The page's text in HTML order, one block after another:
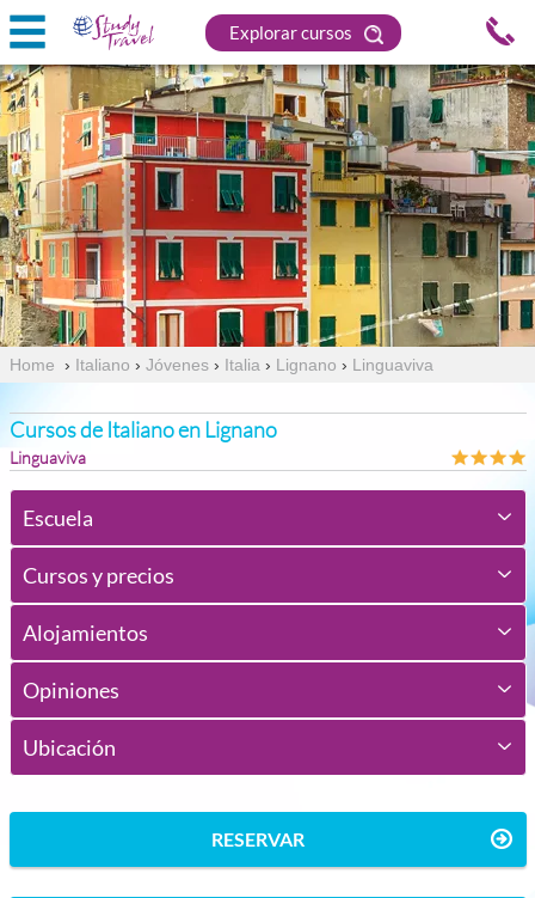
Explorar cursos
Home › Italiano › Jóvenes › Italia › Lignano › Linguaviva
Cursos de Italiano en Lignano
Linguaviva
Escuela
Cursos y precios
Alojamientos
Opiniones
Ubicación
RESERVAR